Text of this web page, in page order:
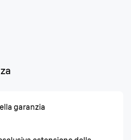
garanzia